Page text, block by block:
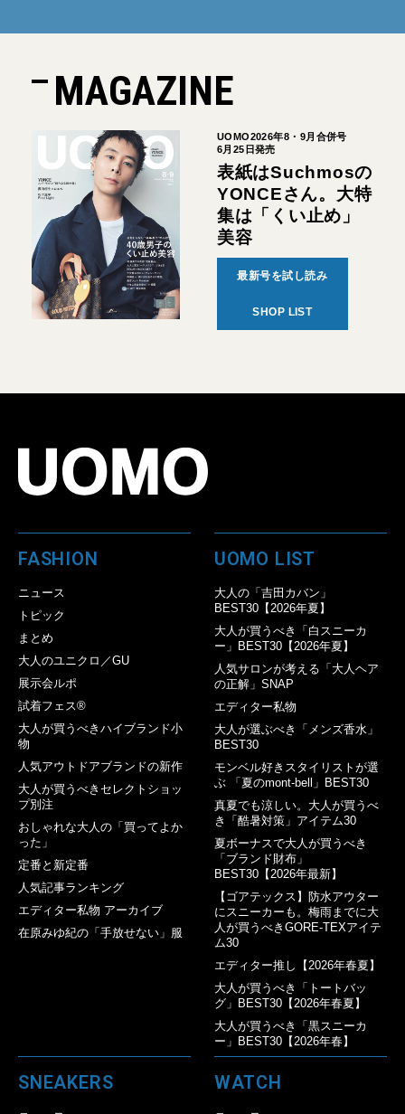
MAGAZINE
UOMO2026年8・9月合併号
6月25日発売
表紙はSuchmosの
YONCEさん。大特
集は「くい止め」
美容
最新号を試し読み
SHOP LIST
FASHION
ニュース
トピック
まとめ
大人のユニクロ／GU
展示会ルポ
試着フェス®︎
大人が買うべきハイブランド小
物
人気アウトドアブランドの新作
大人が買うべきセレクトショッ
プ別注
おしゃれな大人の「買ってよか
った」
定番と新定番
人気記事ランキング
エディター私物 アーカイブ
在原みゆ紀の「手放せない」服
UOMO LIST
大人の「吉田カバン」
BEST30【2026年夏】
大人が買うべき「白スニーカ
ー」BEST30【2026年夏】
人気サロンが考える「大人ヘア
の正解」SNAP
エディター私物
大人が選ぶべき「メンズ香水」
BEST30
モンベル好きスタイリストが選
ぶ 「夏のmont-bell」BEST30
真夏でも涼しい。大人が買うべ
き「酷暑対策」アイテム30
夏ボーナスで大人が買うべき
「ブランド財布」
BEST30【2026年最新】
【ゴアテックス】防水アウター
にスニーカーも。梅雨までに大
人が買うべきGORE-TEXアイテ
ム30
エディター推し【2026年春夏】
大人が買うべき「トートバッ
グ」BEST30【2026年春夏】
大人が買うべき「黒スニーカ
ー」BEST30【2026年春】
SNEAKERS WATCH